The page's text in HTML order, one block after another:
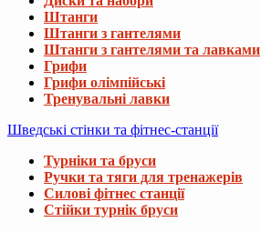
Штанги
Штанги з гантелями
Штанги з гантелями та лавками
Грифи
Грифи олімпійські
Тренувальні лавки
Шведські стінки та фітнес-станції
Турніки та бруси
Ручки та тяги для тренажерів
Силові фітнес станції
Стійки турнік бруси